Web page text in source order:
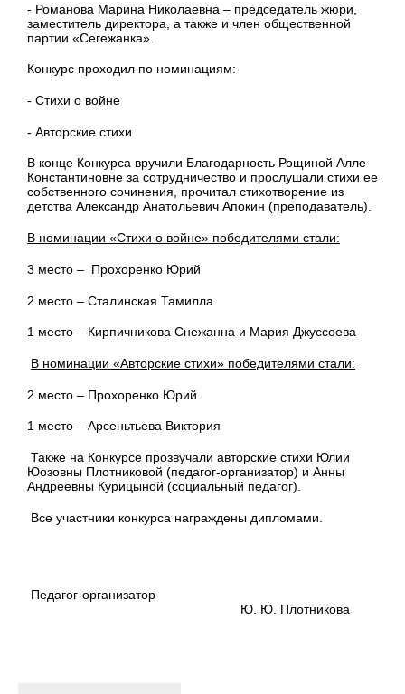
- Романова Марина Николаевна – председатель жюри,
заместитель директора, а также и член общественной
партии «Сегежанка».
Конкурс проходил по номинациям:
- Стихи о войне
- Авторские стихи
В конце Конкурса вручили Благодарность Рощиной Алле
Константиновне за сотрудничество и прослушали стихи ее
собственного сочинения, прочитал стихотворение из
детства Александр Анатольевич Апокин (преподаватель).
В номинации «Стихи о войне» победителями стали:
3 место – Прохоренко Юрий
2 место – Сталинская Тамилла
1 место – Кирпичникова Снежанна и Мария Джуссоева
В номинации «Авторские стихи» победителями стали:
2 место – Прохоренко Юрий
1 место – Арсеньтьева Виктория
Также на Конкурсе прозвучали авторские стихи Юлии
Юозовны Плотниковой (педагог-организатор) и Анны
Андреевны Курицыной (социальный педагог).
Все участники конкурса награждены дипломами.
Педагог-организатор
Ю. Ю. Плотникова